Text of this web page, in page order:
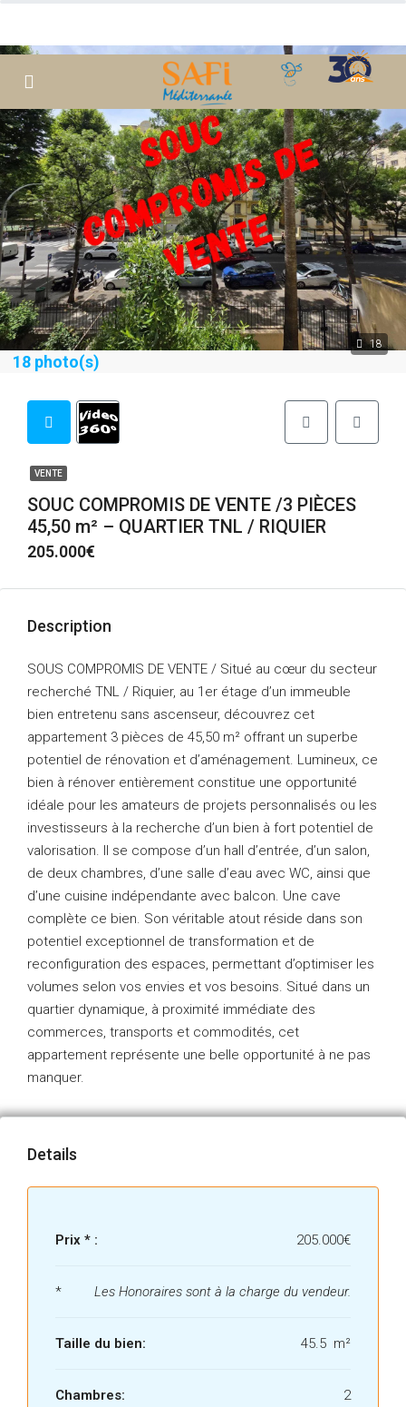
18
18 photo(s)
VENTE
SOUC COMPROMIS DE VENTE /3 PIÈCES
45,50 m² – QUARTIER TNL / RIQUIER
205.000€
Description
SOUS COMPROMIS DE VENTE / Situé au cœur du secteur
recherché TNL / Riquier, au 1er étage d’un immeuble
bien entretenu sans ascenseur, découvrez cet
appartement 3 pièces de 45,50 m² offrant un superbe
potentiel de rénovation et d’aménagement. Lumineux, ce
bien à rénover entièrement constitue une opportunité
idéale pour les amateurs de projets personnalisés ou les
investisseurs à la recherche d’un bien à fort potentiel de
valorisation. Il se compose d’un hall d’entrée, d’un salon,
de deux chambres, d’une salle d’eau avec WC, ainsi que
d’une cuisine indépendante avec balcon. Une cave
complète ce bien. Son véritable atout réside dans son
potentiel exceptionnel de transformation et de
reconfiguration des espaces, permettant d’optimiser les
volumes selon vos envies et vos besoins. Situé dans un
quartier dynamique, à proximité immédiate des
commerces, transports et commodités, cet
appartement représente une belle opportunité à ne pas
manquer.
Details
Prix * : 205.000€
* Les Honoraires sont à la charge du vendeur.
Taille du bien: 45.5 m²
Chambres: 2